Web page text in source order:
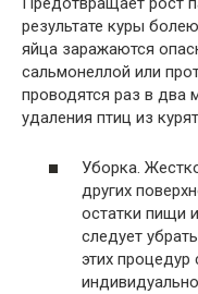
результате куры
яйца заражаются
сальмонеллой или
проводятся раз в два
удаления птиц из
Уборка.
других
остатки пищи
следует
этих процедур